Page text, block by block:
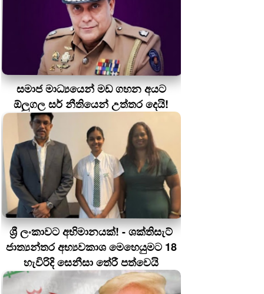
සමාජ මාධ්‍යයෙන් මඩ ගහන අයට
ඕලුගල සර් නීතියෙන් උත්තර දෙයි!
ශ්‍රී ලංකාවට අභිමානයක්! - ශක්තිසැට්
ජාත්‍යන්තර අභ්‍යවකාශ මෙහෙයුමට 18
හැවිරිදි සෙනීසා තේරී පත්වෙයි